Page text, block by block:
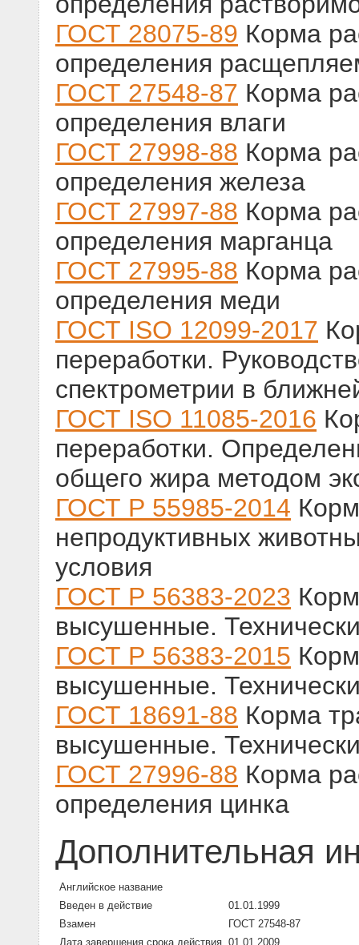
ГОСТ 28075-89 Корма
определения
ГОСТ 27548-87 Корма
определения влаги
ГОСТ 27998-88 Корма
определения железа
ГОСТ 27997-88 Корма
определения марганца
ГОСТ 27995-88 Корма
определения меди
ГОСТ ISO 12099-2017
переработки.
спектрометрии в
ГОСТ ISO 11085-2016
переработки.
общего жира методом
ГОСТ Р 55985-2014
непродуктивных
условия
ГОСТ Р 56383-2023
высушенные.
ГОСТ Р 56383-2015
высушенные.
ГОСТ 18691-88 Корма
высушенные.
ГОСТ 27996-88 Корма
определения цинка
Дополнительная
Английское название
Введен в действие
01.01.1999
Взамен
ГОСТ 27548-87
Дата завершения срока действия 01.01.2009